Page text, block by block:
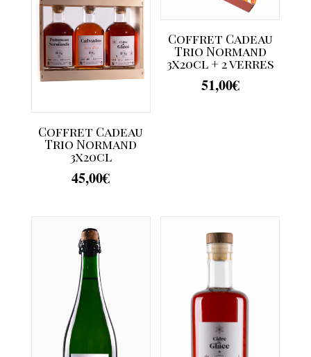
Coffret Cadeau
Trio Normand
3x20cl
45,00€
Coffret Cadeau
Trio Normand
3x20cl + 2 verres
51,00€